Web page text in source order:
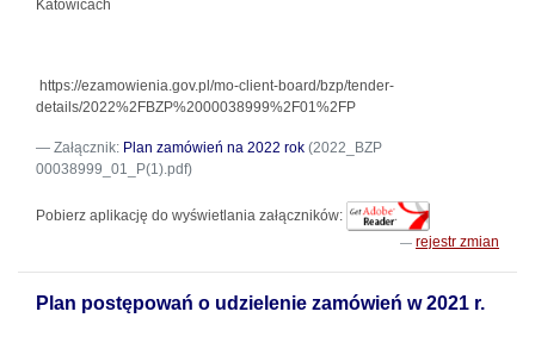
Katowicach
https://ezamowienia.gov.pl/mo-client-board/bzp/tender-
details/2022%2FBZP%2000038999%2F01%2FP
Załącznik: Plan zamówień na 2022 rok (2022_BZP
00038999_01_P(1).pdf)
Pobierz aplikację do wyświetlania załączników:
rejestr zmian
Plan postępowań o udzielenie zamówień w 2021 r.